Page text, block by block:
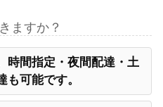
ますか？
時間指定・夜間配達・土
可能です。